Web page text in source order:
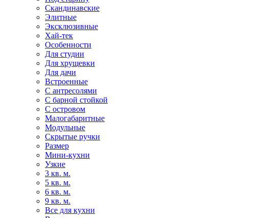
Скандинавские
Элитные
Эксклюзивные
Хай-тек
Особенности
Для студии
Для хрущевки
Для дачи
Встроенные
С антресолями
С барной стойкой
С островом
Малогабаритные
Модульные
Скрытые ручки
Размер
Мини-кухни
Узкие
3 кв. м.
5 кв. м.
6 кв. м.
9 кв. м.
Все для кухни